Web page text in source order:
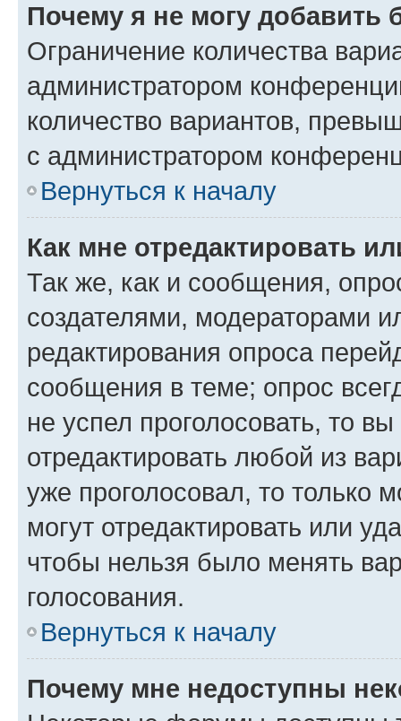
Почему я не могу добавить
Ограничение количества
администратором
количество вариантов,
с администратором
Вернуться к началу
Как мне отредактировать
Так же, как и сообщения,
создателями, модераторами
редактирования опроса
сообщения в теме; опрос
не успел проголосовать, то
отредактировать любой из
уже проголосовал, то только
могут отредактировать или
чтобы нельзя было менять
голосования.
Вернуться к началу
Почему мне недоступны